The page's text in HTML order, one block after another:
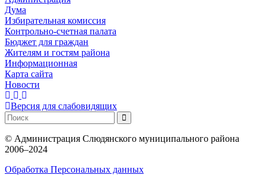
Дума
Избирательная комиссия
Контрольно-счетная палата
Бюджет для граждан
Жителям и гостям района
Информационная
Карта сайта
Новости
Версия для слабовидящих
© Администрация Слюдянского муниципального района
2006–2024
Обработка Персональных данных